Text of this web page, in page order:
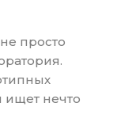
просто
ищет нечто